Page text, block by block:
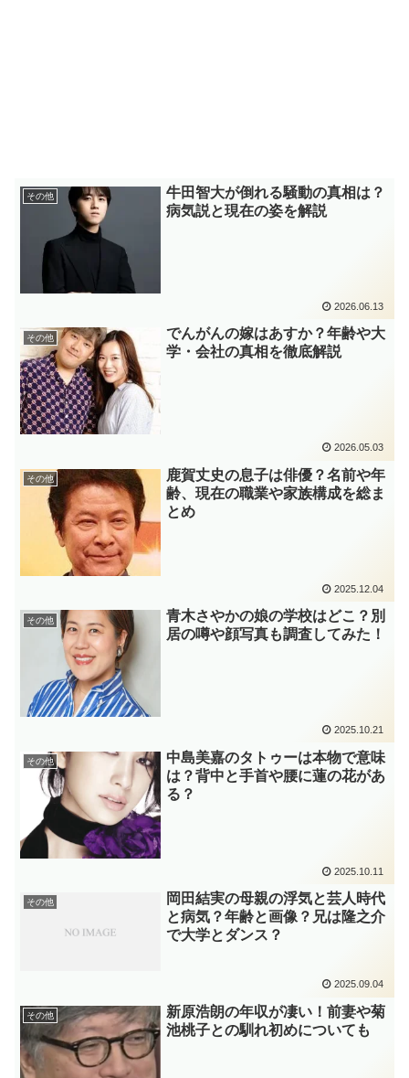
その他
牛田智大が倒れる騒動の真相は？
病気説と現在の姿を解説
2026.06.13
その他
でんがんの嫁はあすか？年齢や大
学・会社の真相を徹底解説
2026.05.03
その他
鹿賀丈史の息子は俳優？名前や年
齢、現在の職業や家族構成を総ま
とめ
2025.12.04
その他
青木さやかの娘の学校はどこ？別
居の噂や顔写真も調査してみた！
2025.10.21
その他
中島美嘉のタトゥーは本物で意味
は？背中と手首や腰に蓮の花があ
る？
2025.10.11
その他
岡田結実の母親の浮気と芸人時代
と病気？年齢と画像？兄は隆之介
で大学とダンス？
2025.09.04
その他
新原浩朗の年収が凄い！前妻や菊
池桃子との馴れ初めについても